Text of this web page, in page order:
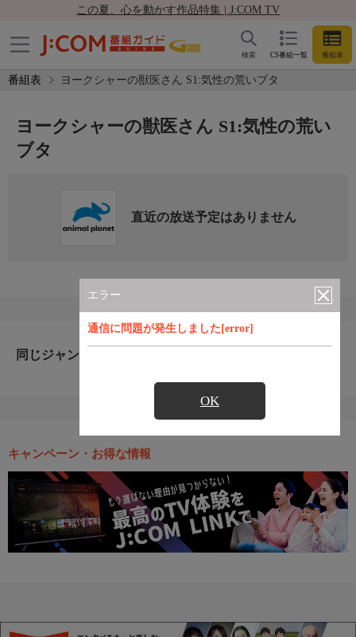
この夏、心を動かす作品特集 | J:COM TV
CS番組一覧 番組表
検索
番組表 ヨークシャーの獣医さん S1:気性の荒いブタ
エラー
通信に問題が発生しました[error]
OK
ヨークシャーの獣医さん S1:気性の荒い
ブタ
直近の放送予定はありません
同じジャンルのおすすめ番組
キャンペーン・お得な情報